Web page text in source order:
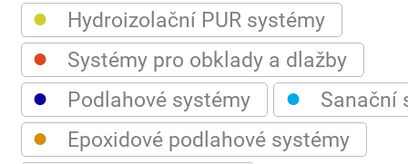
● Hydroizolační PUR systémy
● Systémy pro obklady a dlažby
● Podlahové systémy ● Sanační
● Epoxidové podlahové systémy